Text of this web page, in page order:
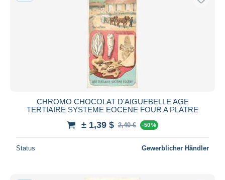
CHROMO CHOCOLAT D'AIGUEBELLE AGE
TERTIAIRE SYSTEME EOCENE FOUR A PLATRE
± 1,39 $ 2,40 € -50 %
Status Gewerblicher Händler